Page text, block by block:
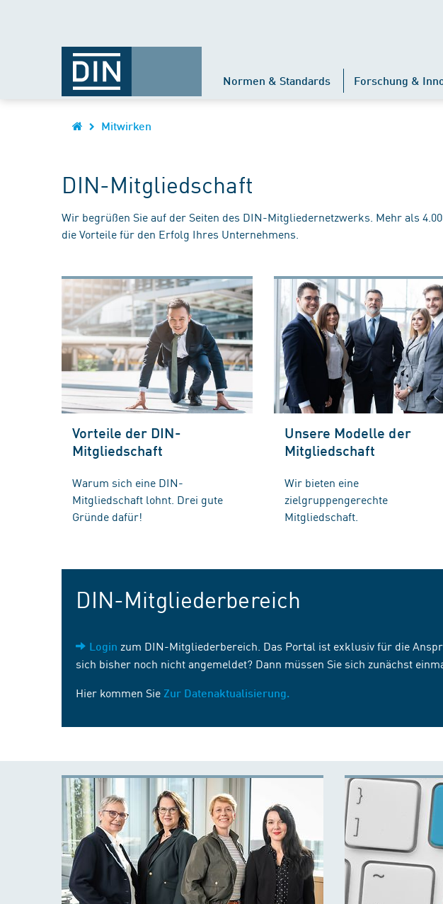
Normen & Standards Forschung &
Mitwirken
DIN-Mitgliedschaft
Wir begrüßen Sie auf der Seiten des DIN-Mitgliedernetzwerks. Mehr als
die Vorteile für den Erfolg Ihres Unternehmens.
Vorteile der DIN-
Mitgliedschaft
Warum sich eine DIN-
Mitgliedschaft lohnt. Drei gute
Gründe dafür!
Unsere Modelle der
Mitgliedschaft
Wir bieten eine
zielgruppengerechte
Mitgliedschaft.
DIN-Mitgliederbereich
Login zum DIN-Mitgliederbereich. Das Portal ist exklusiv für die
sich bisher noch nicht angemeldet? Dann müssen Sie sich zunächst
Hier kommen Sie Zur Datenaktualisierung.